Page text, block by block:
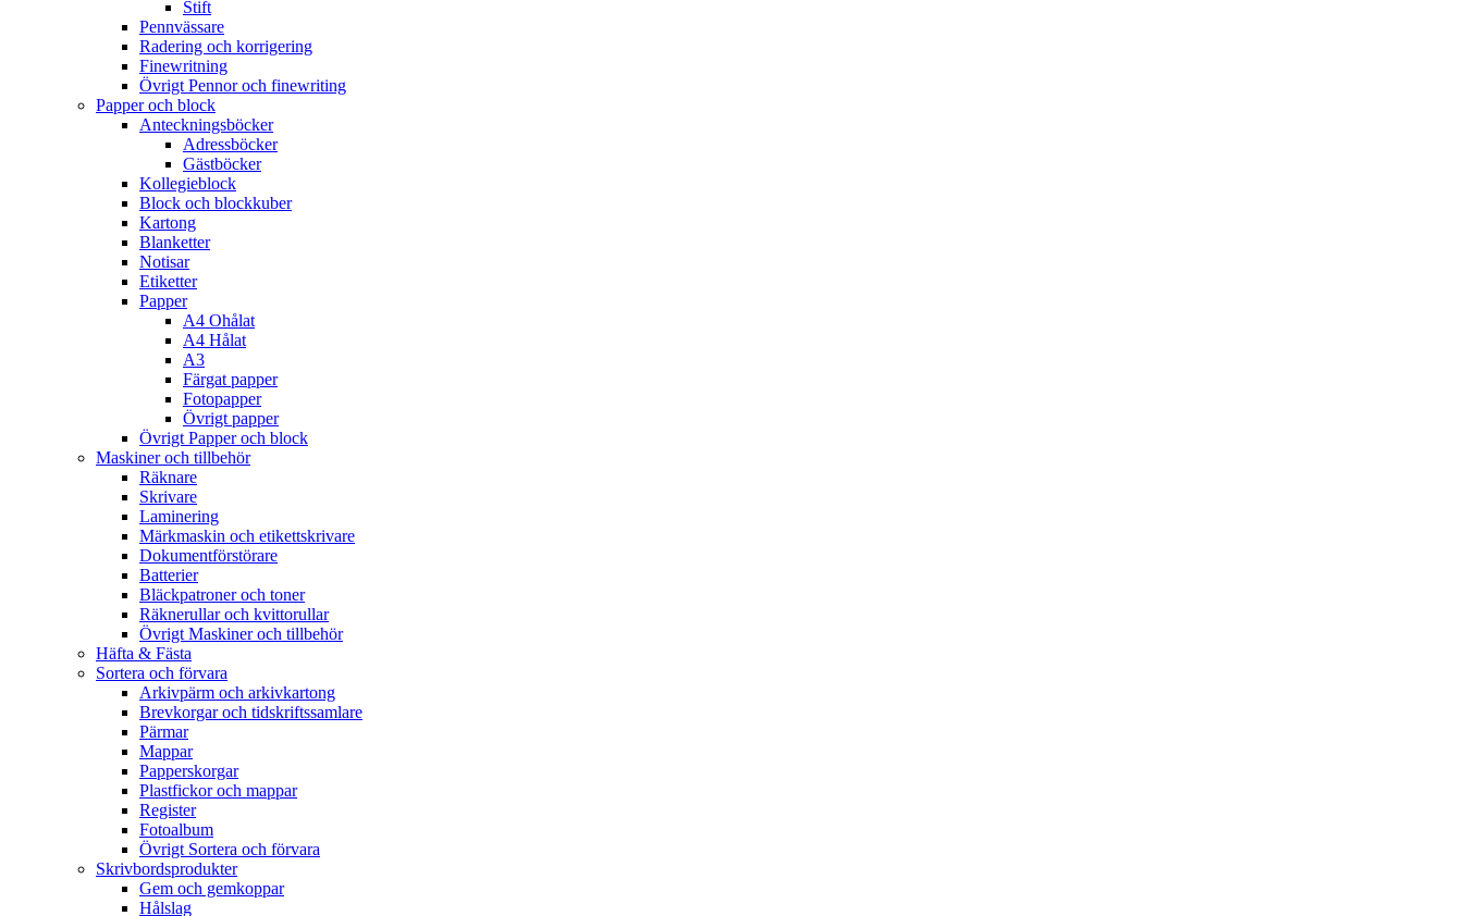
Stift
Pennvässare
Radering och korrigering
Finewritning
Övrigt Pennor och finewriting
Papper och block
Anteckningsböcker
Adressböcker
Gästböcker
Kollegieblock
Block och blockkuber
Kartong
Blanketter
Notisar
Etiketter
Papper
A4 Ohålat
A4 Hålat
A3
Färgat papper
Fotopapper
Övrigt papper
Övrigt Papper och block
Maskiner och tillbehör
Räknare
Skrivare
Laminering
Märkmaskin och etikettskrivare
Dokumentförstörare
Batterier
Bläckpatroner och toner
Räknerullar och kvittorullar
Övrigt Maskiner och tillbehör
Häfta & Fästa
Sortera och förvara
Arkivpärm och arkivkartong
Brevkorgar och tidskriftssamlare
Pärmar
Mappar
Papperskorgar
Plastfickor och mappar
Register
Fotoalbum
Övrigt Sortera och förvara
Skrivbordsprodukter
Gem och gemkoppar
Hålslag